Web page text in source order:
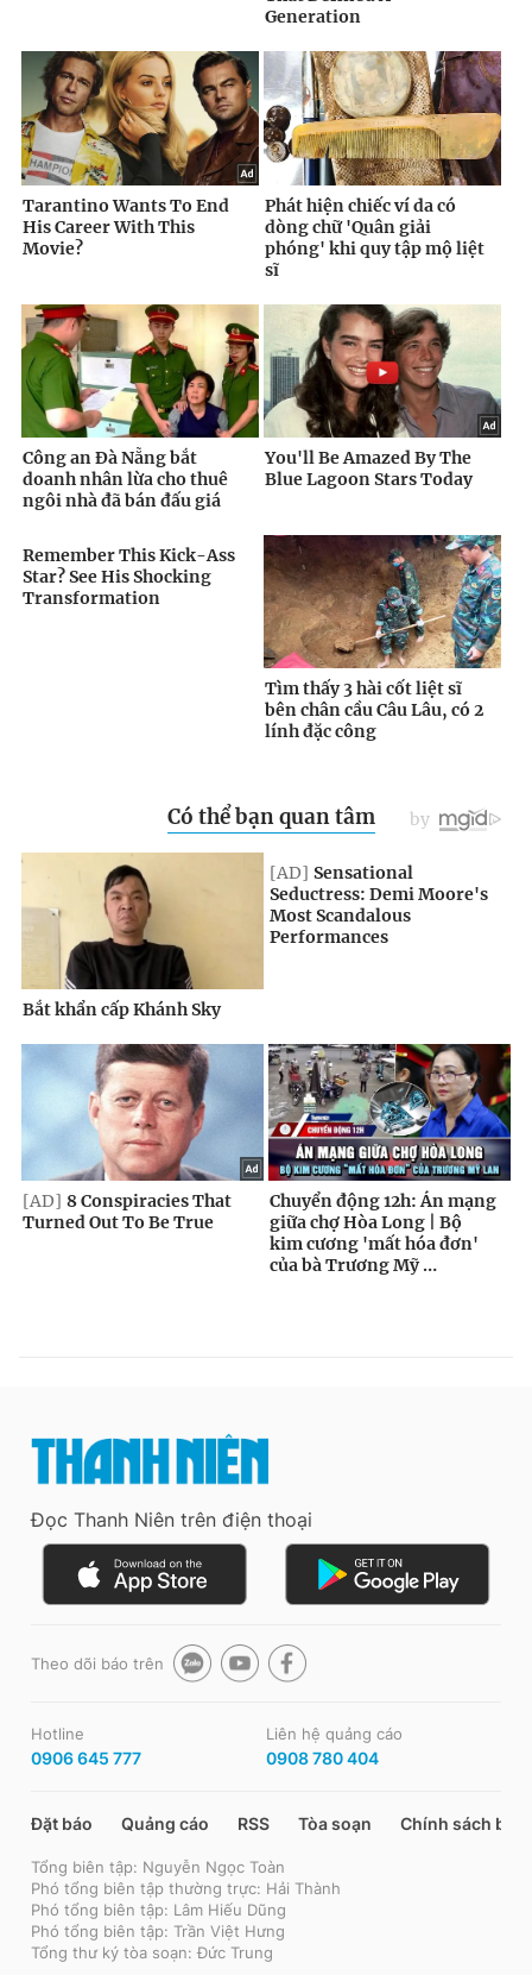
Đọc Thanh Niên trên điện thoại
Theo dõi báo trên
Hotline
0906 645 777
Liên hệ quảng cáo
0908 780 404
Đặt báo Quảng cáo RSS Tòa soạn Chính sách bảo
Tổng biên tập: Nguyễn Ngọc Toàn
Phó tổng biên tập thường trực: Hải Thành
Phó tổng biên tập: Lâm Hiếu Dũng
Phó tổng biên tập: Trần Việt Hưng
Tổng thư ký tòa soạn: Đức Trung